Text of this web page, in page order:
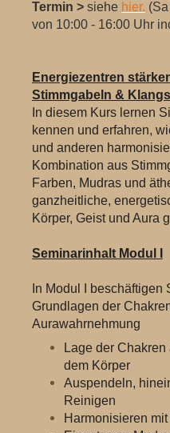
Termin > siehe hier.
von 10:00 - 16:00 Uhr
Energiezentren
Stimmgabeln &
In diesem Kurs lernen
kennen und erfahren,
und anderen
Kombination aus
Farben, Mudras und
ganzheitliche,
Körper, Geist und Aura
Seminarinhalt Modul I
In Modul I
Grundlagen der
Aurawahrnehmung
Lage der
dem Körper
Auspendeln,
Reinigen
Harmonisieren